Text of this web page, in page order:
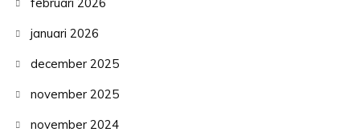
februari 2026
januari 2026
december 2025
november 2025
november 2024